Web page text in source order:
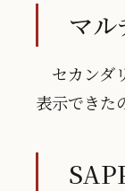
マル
セカンダ
表示できた